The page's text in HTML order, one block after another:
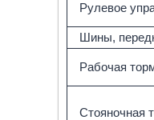
Рулевое
Шины,
Рабочая
Cтояночная